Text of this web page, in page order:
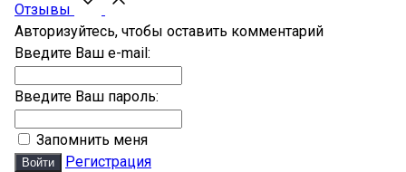
Отзывы
Авторизуйтесь, чтобы оставить комментарий
Введите Ваш e-mail:
Введите Ваш пароль:
Запомнить меня
Войти
Регистрация